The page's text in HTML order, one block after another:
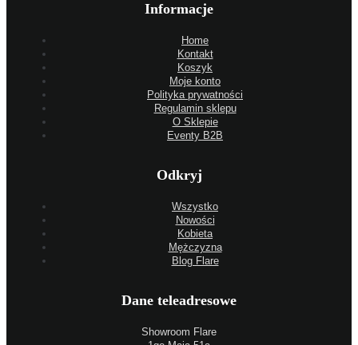
Informacje
Home
Kontakt
Koszyk
Moje konto
Polityka prywatności
Regulamin sklepu
O Sklepie
Eventy B2B
Odkryj
Wszystko
Nowości
Kobieta
Mężczyzna
Blog Flare
Dane teleadresowe
Showroom Flare